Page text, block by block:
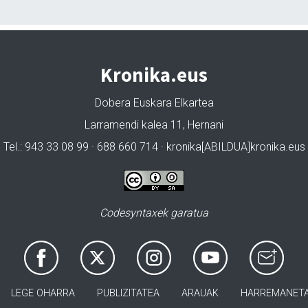
Kronika.eus
Dobera Euskara Elkartea
Larramendi kalea 11, Hernani
Tel.: 943 33 08 99 · 688 660 714 · kronika[ABILDUA]kronika.eus
Codesyntaxek garatua
LEGE OHARRA PUBLIZITATEA ARAUAK